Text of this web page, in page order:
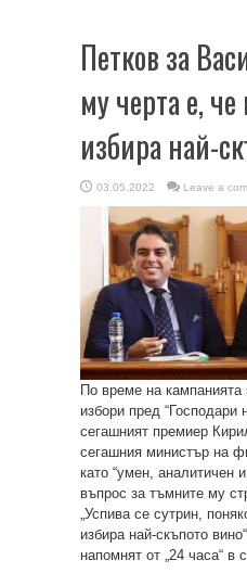
Петков за
му черта е, че
избира най-
03.05.2022 Leave a
По време на кампанията
избори пред “Господари
сегашният премиер
сегашния министър на
като “умен, аналитичен
въпрос за тъмните му
„Успива се сутрин,
избира най-скъпото
напомнят от „24 часа“ в